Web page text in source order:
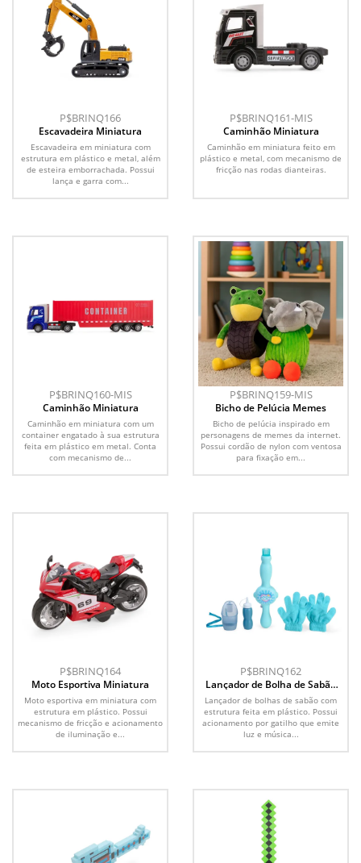
P$BRINQ166
Escavadeira Miniatura
Escavadeira em miniatura com
estrutura em plástico e metal, além
de esteira emborrachada. Possui
lança e garra com...
P$BRINQ161-MIS
Caminhão Miniatura
Caminhão em miniatura feito em
plástico e metal, com mecanismo de
fricção nas rodas dianteiras.
P$BRINQ160-MIS
Caminhão Miniatura
Caminhão em miniatura com um
container engatado à sua estrutura
feita em plástico em metal. Conta
com mecanismo de...
P$BRINQ159-MIS
Bicho de Pelúcia Memes
Bicho de pelúcia inspirado em
personagens de memes da internet.
Possui cordão de nylon com ventosa
para fixação em...
P$BRINQ164
Moto Esportiva Miniatura
Moto esportiva em miniatura com
estrutura em plástico. Possui
mecanismo de fricção e acionamento
de iluminação e...
P$BRINQ162
Lançador de Bolha de Sabão
com Fumaça
Lançador de bolhas de sabão com
estrutura feita em plástico. Possui
acionamento por gatilho que emite
luz e música...